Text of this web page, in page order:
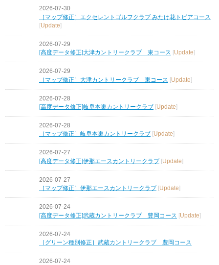
2026-07-30
［マップ修正］エクセレントゴルフクラブ みたけ花トピアコース
[Update]
2026-07-29
[高度データ修正]大津カントリークラブ 東コース [Update]
2026-07-29
［マップ修正］大津カントリークラブ 東コース [Update]
2026-07-28
[高度データ修正]岐阜本巣カントリークラブ [Update]
2026-07-28
［マップ修正］岐阜本巣カントリークラブ
Update
2026-07-27
[高度データ修正]伊那エースカントリークラブ [Update]
2026-07-27
［マップ修正］伊那エースカントリークラブ
Update
2026-07-24
[高度データ修正]武蔵カントリークラブ 豊岡コース [Update]
2026-07-24
［グリーン種別修正］武蔵カントリークラブ 豊岡コース
2026-07-24